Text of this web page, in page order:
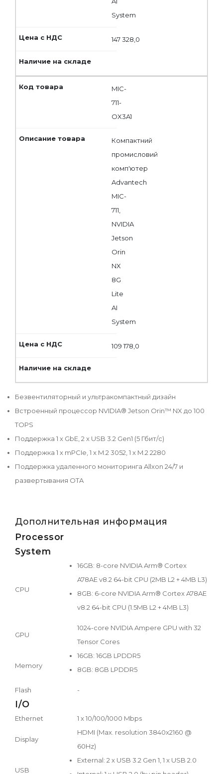
System
147 328,0
MIC-
711-
OX3A1
Компактний
промисловий
комп'ютер
Advantech
MIC-
711,
NVIDIA
Jetson
Orin
NX
8G
Lite
AI
System
109 178,0
Безвентиляторный и ультракомпактный дизайн
Встроенный процессор NVIDIA® Jetson Orin™ NX до 100
TOPS
Поддержка 1 x GbE, 2 x USB 3.2 Gen1 (5 Гбит/с)
Поддержка 1 x mPCIe, 1 x M.2 3052, 1 x M.2 2280
Поддержка удаленного мониторинга Allxon 24/7 и
развертывания OTA
Дополнительная информация
Processor
System
CPU
16GB: 8-core NVIDIA Arm® Cortex
A78AE v8.2 64-bit CPU (2MB L2 + 4MB L3)
8GB: 6-core NVIDIA Arm® Cortex A78AE
v8.2 64-bit CPU (1.5MB L2 + 4MB L3)
GPU
1024-core NVIDIA Ampere GPU with 32
Tensor Cores
Memory
16GB: 16GB LPDDR5
8GB: 8GB LPDDR5
Flash -
I/O
Ethernet 1 x 10/100/1000 Mbps
Display
HDMI (Max. resolution 3840x2160 @
60Hz)
USB
External: 2 x USB 3.2 Gen 1, 1 x USB 2.0